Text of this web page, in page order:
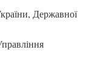
Державної